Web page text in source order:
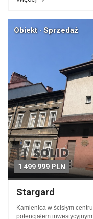
1 499 999 PLN
Obiekt · Sprzedaż
Stargard
Kamienica w ścisłym
potencjałem